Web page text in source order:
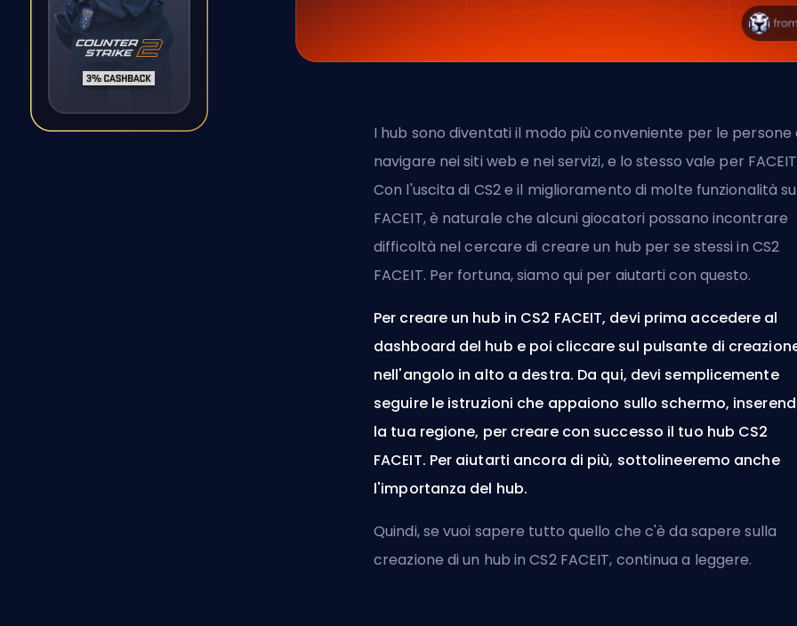
I hub sono diventati il modo più conveniente per le persone
navigare nei siti web e nei servizi, e lo stesso vale per FACEIT
Con l'uscita di CS2 e il miglioramento di molte funzionalità su
FACEIT, è naturale che alcuni giocatori possano incontrare
difficoltà nel cercare di creare un hub per se stessi in CS2
FACEIT. Per fortuna, siamo qui per aiutarti con questo.
Per creare un hub in CS2 FACEIT, devi prima accedere al
dashboard del hub e poi cliccare sul pulsante di
nell'angolo in alto a destra. Da qui, devi semplicemente
seguire le istruzioni che appaiono sullo schermo,
la tua regione, per creare con successo il tuo hub CS2
FACEIT. Per aiutarti ancora di più, sottolineeremo anche
l'importanza del hub.
Quindi, se vuoi sapere tutto quello che c'è da sapere sulla
creazione di un hub in CS2 FACEIT, continua a leggere.